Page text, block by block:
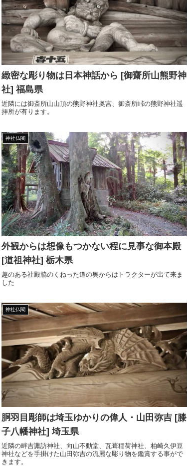
緻密な彫り物は日本神話から [御齋所山熊野神
社] 福島県
近隣には御斎所山山頂の熊野神社奥宮、御斎所峠の熊野神社遥
拝所が有ります。
神社仏閣
外観からは想像もつかない程に見事な御本殿
[道祖神社] 栃木県
趣のある社殿脇のくねった道の奥からはトラクターが出て来ま
した
神社仏閣
胴羽目彫師は埼玉ゆかりの偉人・山田弥吉 [膝
子八幡神社] 埼玉県
近隣の畔吉諏訪神社、向山不動堂、瓦葺稲荷神社、柏崎久伊豆
神社などを手掛けた山田弥吉の流麗な彫り物を鑑賞する事がで
きます。